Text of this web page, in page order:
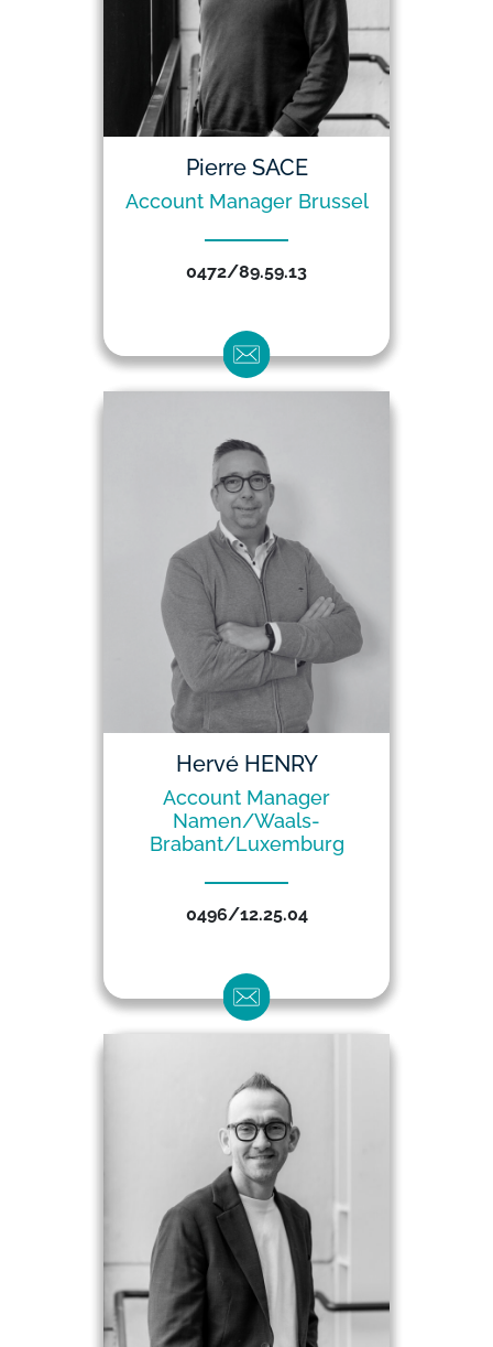
Pierre SACE
Account Manager Brussel
0472/89.59.13
Hervé HENRY
Account Manager
Namen/Waals-
Brabant/Luxemburg
0496/12.25.04